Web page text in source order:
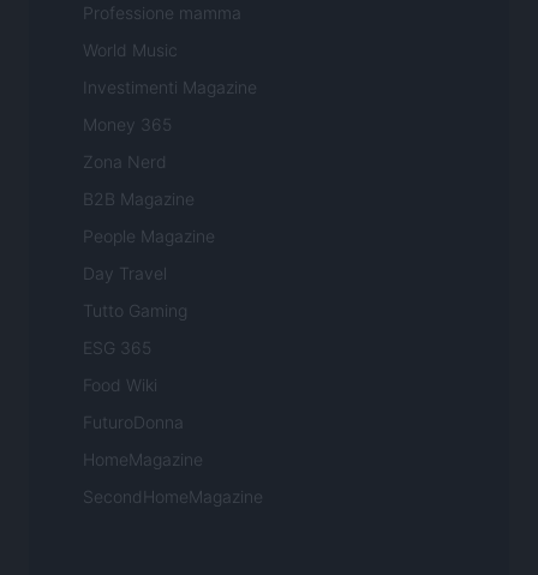
Professione mamma
World Music
Investimenti Magazine
Money 365
Zona Nerd
B2B Magazine
People Magazine
Day Travel
Tutto Gaming
ESG 365
Food Wiki
FuturoDonna
HomeMagazine
SecondHomeMagazine